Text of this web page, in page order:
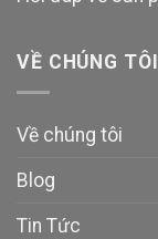
VỀ CHÚNG TÔI
Về chúng tôi
Blog
Tin Tức